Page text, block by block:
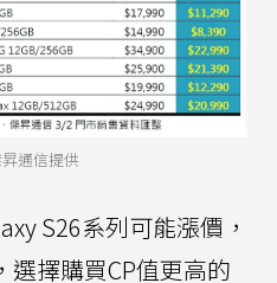
通信提供
S26系列可能漲價，
擇購買CP值更高的